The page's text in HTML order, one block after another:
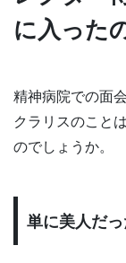
に入った
精神病院での面
クラリスのこと
のでしょうか。
単に美人だ